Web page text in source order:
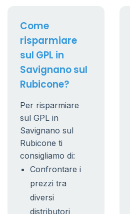
Come
risparmiare
sul GPL in
Savignano sul
Rubicone?
Per risparmiare
sul GPL in
Savignano sul
Rubicone ti
consigliamo di:
Confrontare i
prezzi tra
diversi
distributori